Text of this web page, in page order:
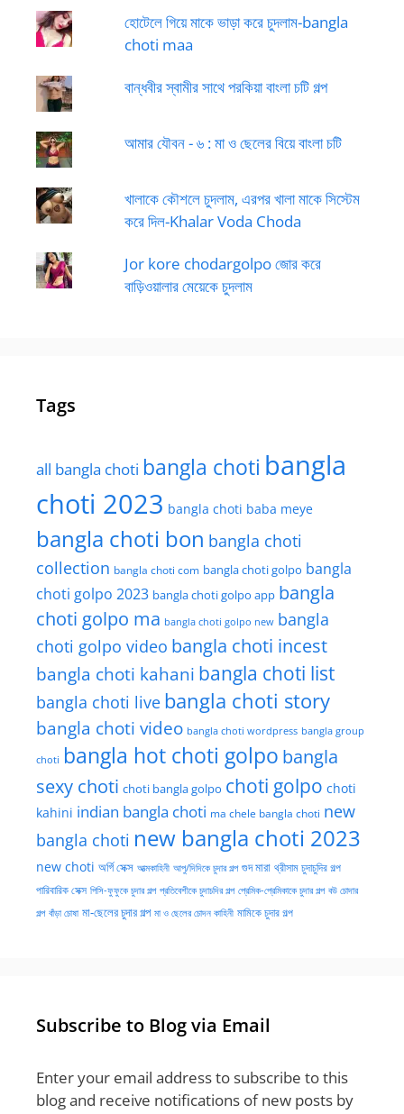
হোটেলে গিয়ে মাকে ভাড়া করে চুদলাম-bangla
choti maa
বান্ধবীর স্বামীর সাথে পরকিয়া বাংলা চটি গল্প
আমার যৌবন - ৬ : মা ও ছেলের বিয়ে বাংলা চটি
খালাকে কৌশলে চুদলাম, এরপর খালা মাকে সিস্টেম
করে দিল-Khalar Voda Choda
Jor kore chodargolpo জোর করে
বাড়িওয়ালার মেয়েকে চুদলাম
Tags
all bangla choti bangla choti bangla
choti 2023 bangla choti baba meye
bangla choti bon bangla choti
collection bangla choti com bangla choti golpo bangla
choti golpo 2023 bangla choti golpo app bangla
choti golpo ma bangla choti golpo new bangla
choti golpo video bangla choti incest
bangla choti kahani bangla choti list
bangla choti live bangla choti story
bangla choti video bangla choti wordpress bangla group
choti bangla hot choti golpo bangla
sexy choti choti bangla golpo choti golpo choti
kahini indian bangla choti ma chele bangla choti new
bangla choti new bangla choti 2023
new choti অর্গি সেক্স আত্মকাহিনী আপু/দিদিকে চুদার গল্প গুদ মারা থ্রীসাম চুদাচুদির গল্প
পারিবারিক সেক্স পিসি-ফুফুকে চুদার গল্প প্রতিবেশীকে চুদাচদির গল্প প্রেমিক-প্রেমিকাকে চুদার গল্প বউ চোদার
গল্প বাঁড়া চোষা মা-ছেলের চুদার গল্প মা ও ছেলের চোদন কাহিনী মামিকে চুদার গল্প
Subscribe to Blog via Email
Enter your email address to subscribe to this
blog and receive notifications of new posts by